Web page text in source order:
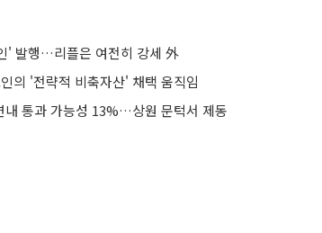
' 발행…리플은 여전히 강세 外
의 '전략적 비축자산' 채택 움직임
내 통과 가능성 13%…상원 문턱서 제동